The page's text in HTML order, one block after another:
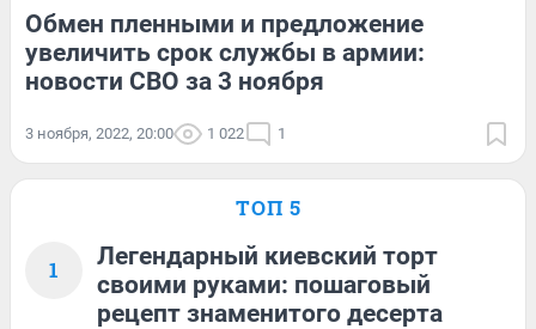
Обмен пленными и предложение
увеличить срок службы в армии:
новости СВО за 3 ноября
3 ноября, 2022, 20:00 1 022 1
ТОП 5
1
Легендарный киевский торт
своими руками: пошаговый
рецепт знаменитого десерта